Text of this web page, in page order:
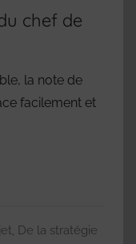
chef de
la note de
facilement et
, De la stratégie